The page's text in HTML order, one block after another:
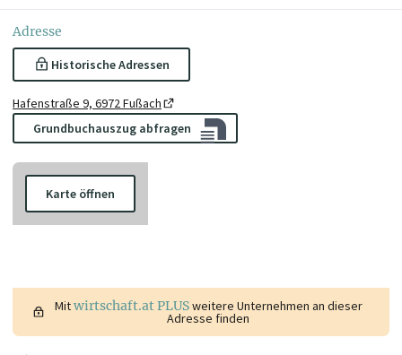
Adresse
Historische Adressen
Hafenstraße 9, 6972 Fußach
Grundbuchauszug abfragen
Karte öffnen
Mitwirtschaft.at PLUSweitere Unternehmen an dieser
Adresse finden